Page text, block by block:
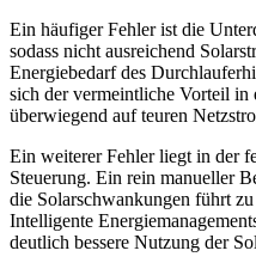
Ein häufiger Fehler ist die
sodass nicht ausreichend
Energiebedarf des
sich der vermeintliche Vorteil in
überwiegend auf teuren
Ein weiterer Fehler liegt in der
Steuerung. Ein rein manueller
die Solarschwankungen führt
Intelligente
deutlich bessere Nutzung der